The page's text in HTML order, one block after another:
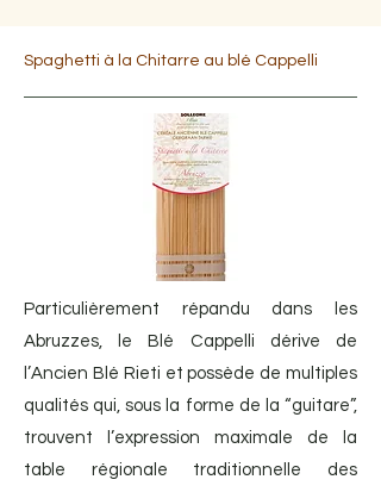
Spaghetti à la Chitarre au blé Cappelli
Particulièrement répandu dans les
Abruzzes, le Blé Cappelli dérive de
l’Ancien Blé Rieti et possède de multiples
qualités qui, sous la forme de la “guitare”,
trouvent l’expression maximale de la
table régionale traditionnelle des